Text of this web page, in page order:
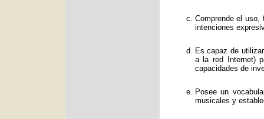
Comprende el
intenciones
Es capaz de
a la red Internet)
capacidades de
Posee un
musicales y